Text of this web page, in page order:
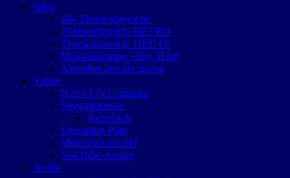
Blog
alle Themenbereiche
Themenbereich: RETRO
Themenbereich: HEUTE
Musikkolumne: Hört, Hört!
Aktuelles aus der Szene
Video
NAG-LIVE-Stream
Streamformate
Retroblah
Streaming-Plan
Mitschnitt-Archiv
YouTube-Archiv
Audio